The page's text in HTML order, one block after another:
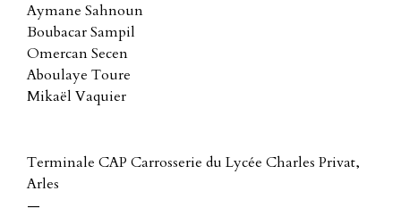
Aymane Sahnoun
Boubacar Sampil
Omercan Secen
Aboulaye Toure
Mikaël Vaquier
Terminale CAP Carrosserie du Lycée Charles Privat,
Arles
—